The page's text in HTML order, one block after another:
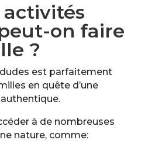
activités
on faire
?
est parfaitement
en quête d’une
à de nombreuses
nature, comme: